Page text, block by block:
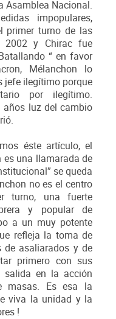
Asamblea Nacional.
impopulares,
primer turno de las
2002 y Chirac fue
“ en favor
Mélanchon lo
jefe ilegítimo porque
por ilegítimo.
años luz del cambio
éste artículo, el
es una llamarada de
se queda
no es el centro
turno, una fuerte
y popular de
a un muy potente
refleja la toma de
de asaliarados y de
primero con sus
salida en la acción
masas. Es esa la
viva la unidad y la
!